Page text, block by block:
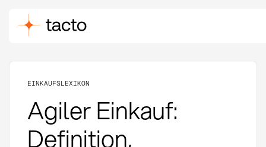
EINKAUFSLEXIKON
Agiler Einkauf:
Definition,